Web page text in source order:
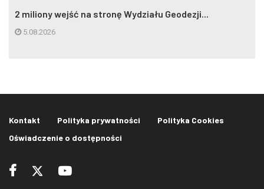
2 miliony wejść na stronę Wydziału Geodezji...
5.08.2026
Kontakt Polityka prywatności
Polityka Cookies
Oświadczenie o dostępności